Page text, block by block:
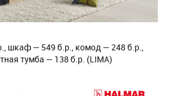
шкаф — 549 б.р., комод — 248 б.р.,
тумба — 138 б.р. (LIMA)